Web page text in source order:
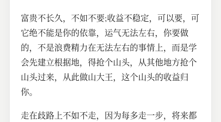
富贵不长久，不如不要;收益不稳定，可以要，可
它绝不能是你的依靠，运气无法左右，你要做
的，不是浪费精力在无法左右的事情上，而是学
会先建立根据地，得抢个山头，从其他地方抢个
山头过来，从此做山大王，这个山头的收益归
你。
走在歧路上不如不走，因为每多走一步，将来都